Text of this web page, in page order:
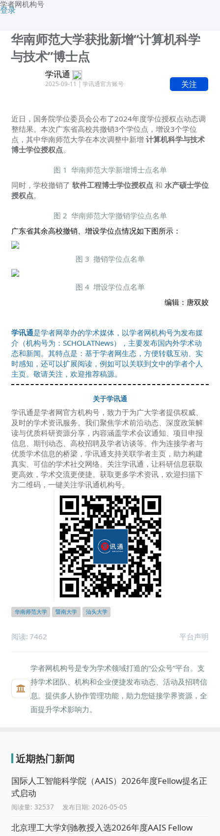
学者网机构号
登录
华南师范大学获批新增“计算机科学
与技术”博士点
学讯通
2025-09-11 | 学讯通官方账号 关注
近日，国务院学位委员会公布了2024年度学位授权点动态调
整结果。本次广东省高校共撤销3个学位点，增设3个学位
点，其中华南师范大学在本次调整中新增 计算机科学与技术
博士学位授权点。
图 1 华南师范大学新增博士点名单
同时，学校撤销了 软件工程博士学位授权点 和 水产硕士学位
授权点。
图 2 华南师范大学撤销学位点名单
广东省其余高校撤销、增设学位点情况如下图所示：
图 3 撤销学位点名单
图 4 增设学位点名单
编辑：唐双姣
学讯通是学者网举办的学术媒体，以学者网机构号为发布媒
介（机构号为： SCHOLATNews），主要发布国内外学术动
态和新闻。其特点是：基于学者网生态，方便转载互动、实
时感知，还可以扩展阅读，例如可以关联到文中的学者个人
主页。敬请关注，欢迎推荐稿源。
关于学讯通
学讯通是学者网官方机构号，致力于为广大学者提供权威、
及时的学术资讯服务。我们聚焦学术前沿动态、深度政策解
读与优质科研资源分享，内容涵盖学术会议通知、项目申报
信息、期刊动态、高校招聘及学者访谈等。作为连接学者与
优质学术信息的桥梁，学讯通支持关联学者主页，助力构建
真实、可信的学术社交网络。关注学讯通，让科研信息获取
更高效，学术交流更便捷。获取更多学术资讯，欢迎扫描下
方二维码，一键关注学讯通机构号。
华南师范大学 暨南大学 汕头大学
阅读: 7462 平台声明
学者网机构号是专为学术领域打造的“公众号”平台。支
持学术团队、机构和企业便捷发布动态、活动及招聘信
息。提供多人协作管理功能，助力您链接学界资源，全
面提升学术影响力。
近期热门新闻
国际人工智能科学院（AAIS）2026年度Fellow提名正
式启动
阅读量: 32537 发布日期: 2026-05-05
北京理工大学刘驰教授入选2026年度AAIS Fellow